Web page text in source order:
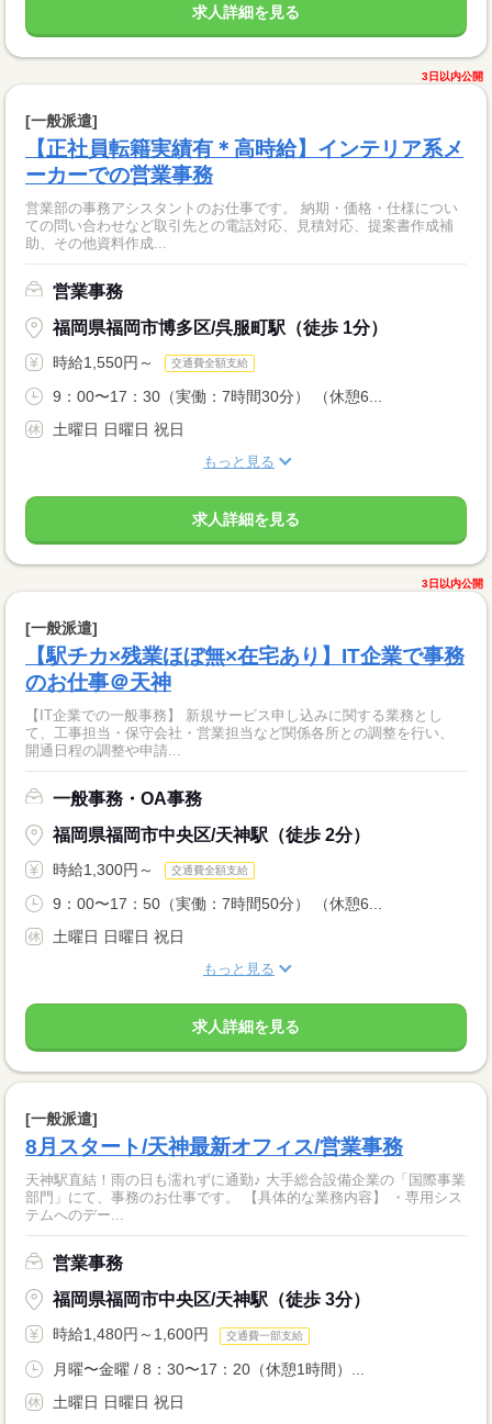
求人詳細を見る
3日以内公開
[一般派遣]
【正社員転籍実績有＊高時給】インテリア系メ
ーカーでの営業事務
営業部の事務アシスタントのお仕事です。 納期・価格・仕様につい
ての問い合わせなど取引先との電話対応、見積対応、提案書作成補
助、その他資料作成...
営業事務
福岡県福岡市博多区/呉服町駅（徒歩 1分）
時給1,550円～ 交通費全額支給
9：00〜17：30（実働：7時間30分） （休憩6...
土曜日 日曜日 祝日
もっと見る
求人詳細を見る
3日以内公開
[一般派遣]
【駅チカ×残業ほぼ無×在宅あり】IT企業で事務
のお仕事＠天神
【IT企業での一般事務】 新規サービス申し込みに関する業務とし
て、工事担当・保守会社・営業担当など関係各所との調整を行い、
開通日程の調整や申請...
一般事務・OA事務
福岡県福岡市中央区/天神駅（徒歩 2分）
時給1,300円～ 交通費全額支給
9：00〜17：50（実働：7時間50分） （休憩6...
土曜日 日曜日 祝日
もっと見る
求人詳細を見る
[一般派遣]
8月スタート/天神最新オフィス/営業事務
天神駅直結！雨の日も濡れずに通勤♪ 大手総合設備企業の「国際事業
部門」にて、事務のお仕事です。 【具体的な業務内容】 ・専用シス
テムへのデー...
営業事務
福岡県福岡市中央区/天神駅（徒歩 3分）
時給1,480円～1,600円 交通費一部支給
月曜〜金曜 / 8：30〜17：20（休憩1時間）...
土曜日 日曜日 祝日